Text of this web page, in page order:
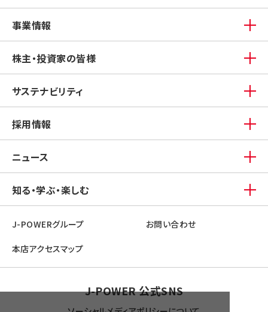
事業情報
株主・投資家の皆様
サステナビリティ
採用情報
ニュース
知る・学ぶ・楽しむ
J-POWERグループ お問い合わせ
本店アクセスマップ
J-POWER 公式SNS